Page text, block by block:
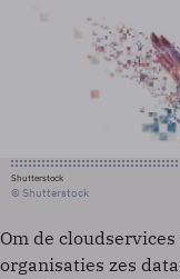
Shutterstock
© Shutterstock
Om de
organisaties zes